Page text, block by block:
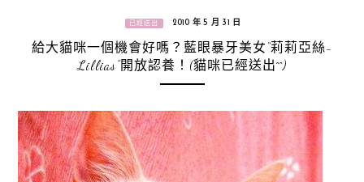
已經送出 2010 年 5 月 31 日
給大貓咪一個機會好嗎？藍眼暴牙美女“莉莉亞絲-
Lillias”開放認養！(貓咪已經送出^^)